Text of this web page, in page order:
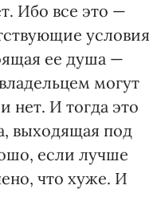
Ибо все это —
условия
ее душа —
могут
нет. И тогда это
выходящая под
если лучше
что хуже. И